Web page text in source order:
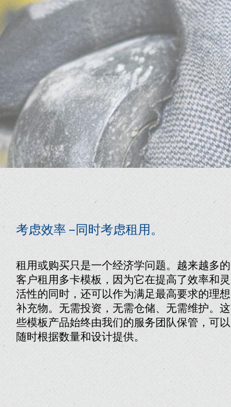
考虑效率 –同时考虑租用。
租用或购买只是一个经济学问题。越来越多的
客户租用多卡模板，因为它在提高了效率和灵
活性的同时，还可以作为满足最高要求的理想
补充物。无需投资，无需仓储、无需维护。这
些模板产品始终由我们的服务团队保管，可以
随时根据数量和设计提供。